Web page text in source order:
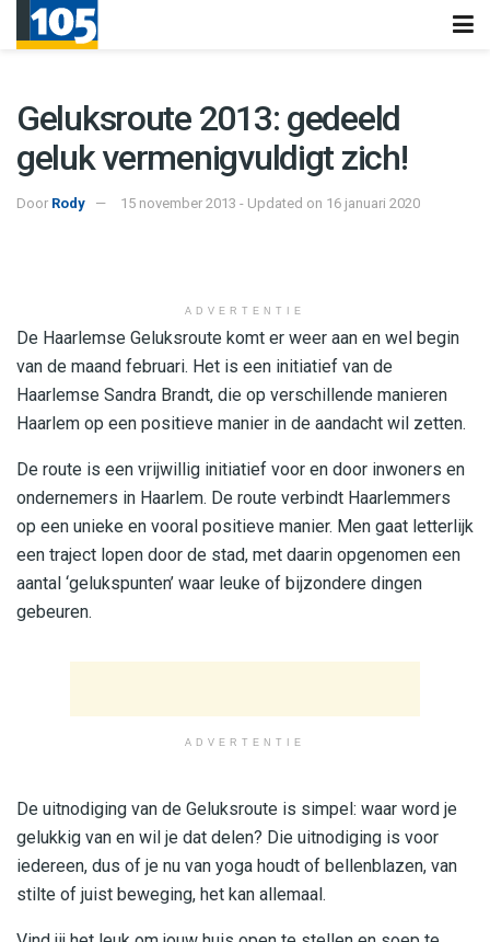
Geluksroute 2013: gedeeld
geluk vermenigvuldigt zich!
Door Rody 15 november 2013 - Updated on 16 januari 2020
ADVERTENTIE
De Haarlemse Geluksroute komt er weer aan en wel begin
van de maand februari. Het is een initiatief van de
Haarlemse Sandra Brandt, die op verschillende manieren
Haarlem op een positieve manier in de aandacht wil zetten.
De route is een vrijwillig initiatief voor en door inwoners en
ondernemers in Haarlem. De route verbindt Haarlemmers
op een unieke en vooral positieve manier. Men gaat letterlijk
een traject lopen door de stad, met daarin opgenomen een
aantal ‘gelukspunten’ waar leuke of bijzondere dingen
gebeuren.
ADVERTENTIE
De uitnodiging van de Geluksroute is simpel: waar word je
gelukkig van en wil je dat delen? Die uitnodiging is voor
iedereen, dus of je nu van yoga houdt of bellenblazen, van
stilte of juist beweging, het kan allemaal.